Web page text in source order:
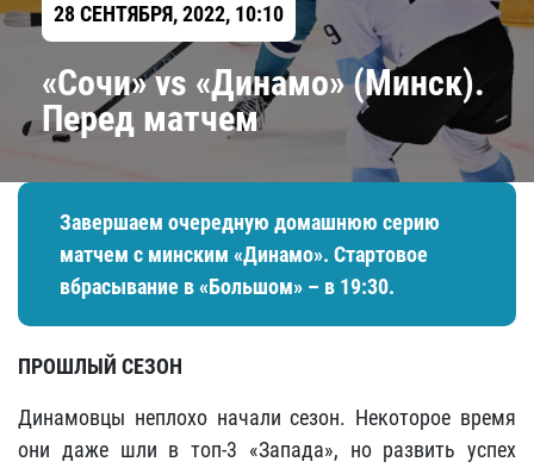
28 СЕНТЯБРЯ, 2022, 10:10
«Сочи» vs «Динамо» (Минск).
Перед матчем
Завершаем очередную домашнюю серию
матчем с минским «Динамо». Стартовое
вбрасывание в «Большом» – в 19:30.
ПРОШЛЫЙ СЕЗОН
Динамовцы неплохо начали сезон. Некоторое время
они даже шли в топ-3 «Запада», но развить успех